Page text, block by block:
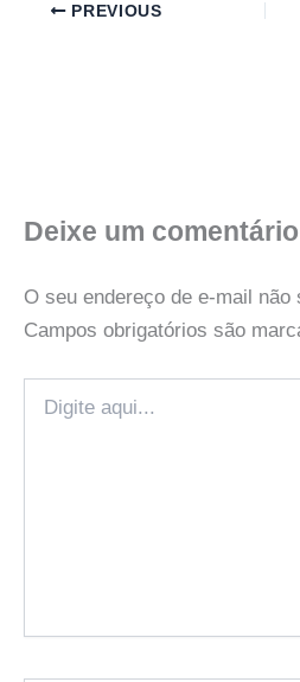
PREVIOUS
Deixe um comentário
O seu endereço de e-mail não
Campos obrigatórios são
aqui...